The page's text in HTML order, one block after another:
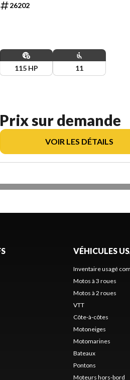
26202
115 HP 11
Prix sur demande
VOIR LES DÉTAILS
VÉHICULES
Inventaire usagé
Motos à 3 roues
Motos à 2 roues
VTT
Côte-à-côtes
Motoneiges
Motomarines
Bateaux
Pontons
Moteurs hors-bord